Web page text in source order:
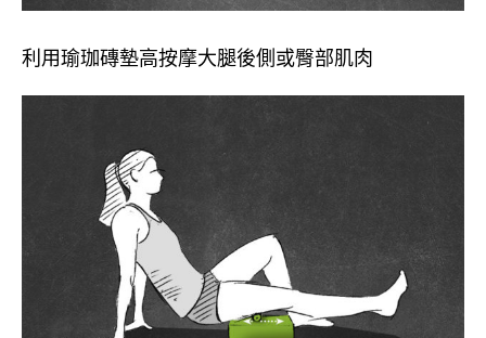
利用瑜珈磚墊高按摩大腿後側或臀部肌肉